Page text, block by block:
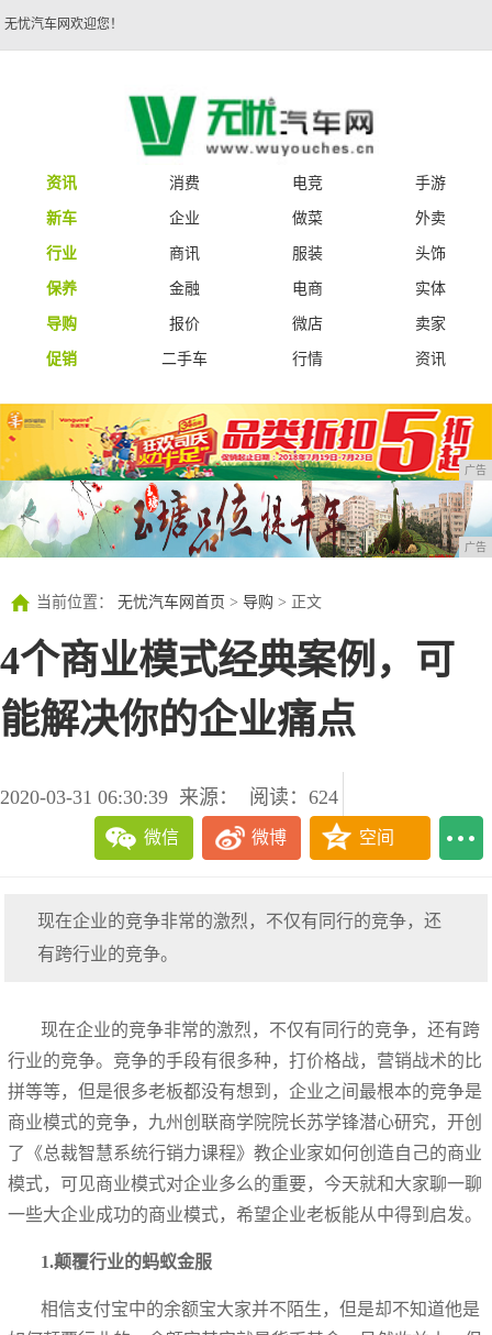
无忧汽车网欢迎您！
资讯 消费 电竞
手游
新车
企业 做菜
外卖
行业
商讯 服装
头饰
保养
金融 电商
实体
导购
报价 微店
卖家
促销
二手车 行情 资讯
广告
广告
当前位置： 无忧汽车网首页 > 导购 > 正文
4个商业模式经典案例，可
能解决你的企业痛点
2020-03-31 06:30:39 来源： 阅读：624
微信 微博 空间
现在企业的竞争非常的激烈，不仅有同行的竞争，还
有跨行业的竞争。
现在企业的竞争非常的激烈，不仅有同行的竞争，还有跨
行业的竞争。竞争的手段有很多种，打价格战，营销战术的比
拼等等，但是很多老板都没有想到，企业之间最根本的竞争是
商业模式的竞争，九州创联商学院院长苏学锋潜心研究，开创
了《总裁智慧系统行销力课程》教企业家如何创造自己的商业
模式，可见商业模式对企业多么的重要，今天就和大家聊一聊
一些大企业成功的商业模式，希望企业老板能从中得到启发。
1.颠覆行业的蚂蚁金服
相信支付宝中的余额宝大家并不陌生，但是却不知道他是